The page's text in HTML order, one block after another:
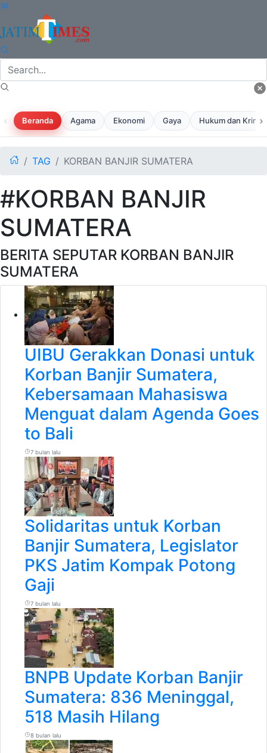
‹ Beranda Agama Ekonomi Gaya Hukum dan ›
TAG KORBAN BANJIR SUMATERA
#KORBAN BANJIR
SUMATERA
BERITA SEPUTAR KORBAN BANJIR
SUMATERA
UIBU Gerakkan Donasi untuk
Korban Banjir Sumatera,
Kebersamaan Mahasiswa
Menguat dalam Agenda Goes
to Bali
7 bulan lalu
Solidaritas untuk Korban
Banjir Sumatera, Legislator
PKS Jatim Kompak Potong
Gaji
7 bulan lalu
BNPB Update Korban Banjir
Sumatera: 836 Meninggal,
518 Masih Hilang
8 bulan lalu